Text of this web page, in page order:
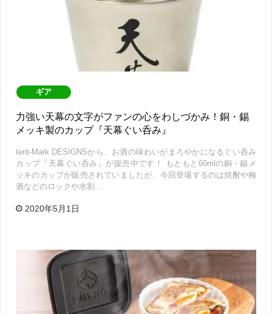
ギア
力強い天幕の文字がファンの心をわしづかみ！銅・錫
メッキ製のカップ『天幕ぐい呑み』
tent-Mark DESIGNSから、お酒の味わいがまろやかになるぐい呑み
カップ『天幕ぐい呑み』が販売中です！ もともと60mlの銅・錫メ
ッキのカップが販売されていましたが、今回登場するのは焼酎や梅
酒などのロックや水割…
2020年5月1日